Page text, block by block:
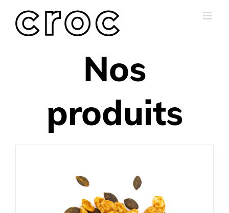
Nos
produits